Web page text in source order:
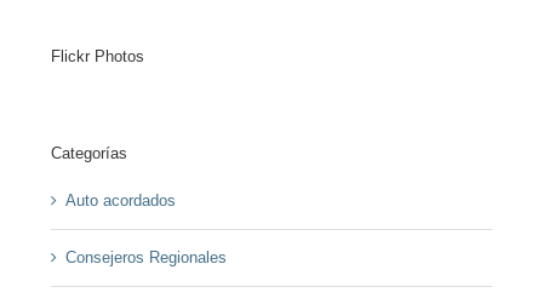
Flickr Photos
Categorías
Auto acordados
Consejeros Regionales